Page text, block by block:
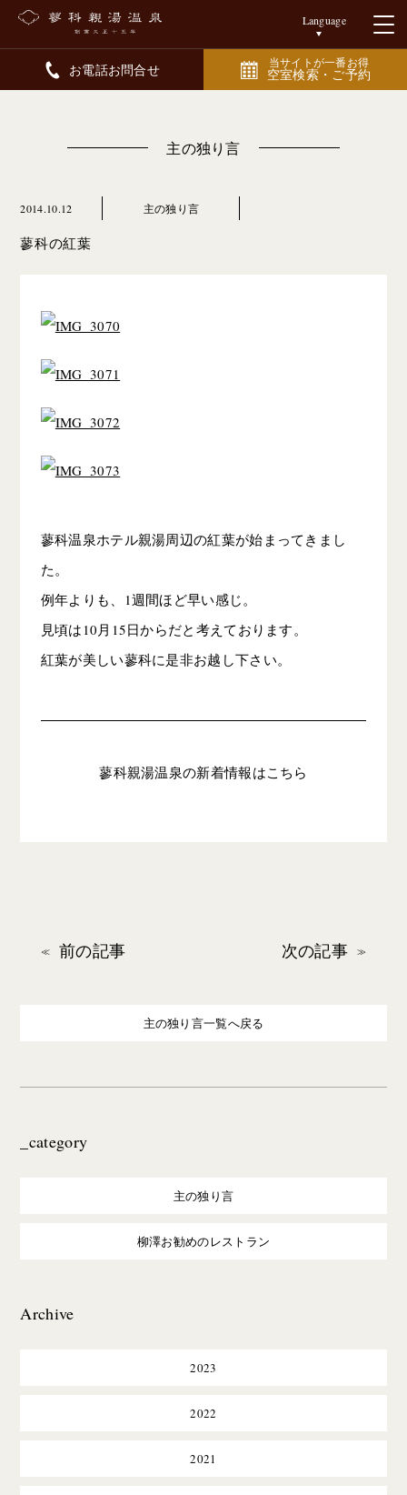
Language
お電話お問合せ 当サイトが一番お得
空室検索・ご予約
主の独り言
2014.10.12 主の独り言
蓼科の紅葉
蓼科温泉ホテル親湯周辺の紅葉が始まってきまし
た。
例年よりも、1週間ほど早い感じ。
見頃は10月15日からだと考えております。
紅葉が美しい蓼科に是非お越し下さい。
蓼科親湯温泉の新着情報はこちら
前の記事 次の記事
主の独り言一覧へ戻る
_category
主の独り言
柳澤お勧めのレストラン
Archive
2023
2022
2021